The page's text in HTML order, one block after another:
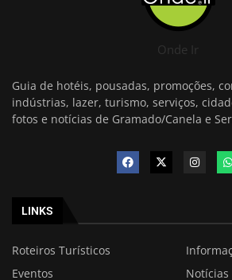
Onde Ir
Guia de hotéis, pousadas, promoções,
indústrias, lazer, turismo, serviços,
fotos e notícias de Gramado/Canela e
LINKS
Roteiros Turísticos
Eventos
Notícias